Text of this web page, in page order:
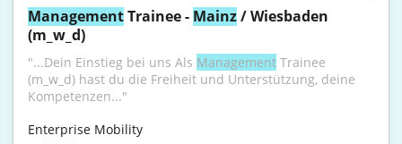
Management Trainee - Mainz / Wiesbaden
(m_w_d)
"...Dein Einstieg bei uns Als Management Trainee
(m_w_d) hast du die Freiheit und Unterstützung, deine
Kompetenzen..."
Enterprise Mobility